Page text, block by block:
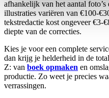
afhankelijk van het aantal
illustraties variëren van €100-
tekstredactie kost ongeveer €3-
diepte van de correcties.
Kies je voor een complete
dan krijg je helderheid in de
Z: van boek opmaken en
productie. Zo weet je precies
verrassingen.